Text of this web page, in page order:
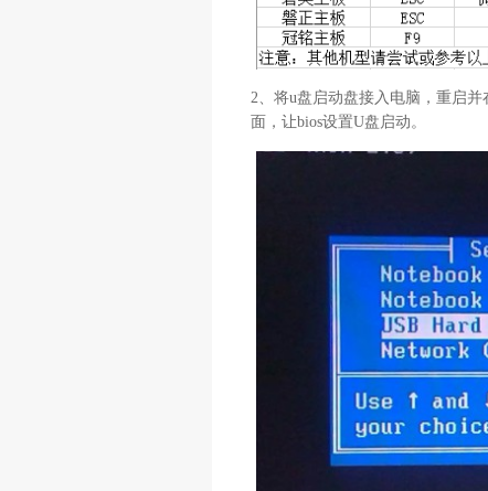
2、将u盘启动盘接入电脑，重启
面，让bios设置U盘启动。